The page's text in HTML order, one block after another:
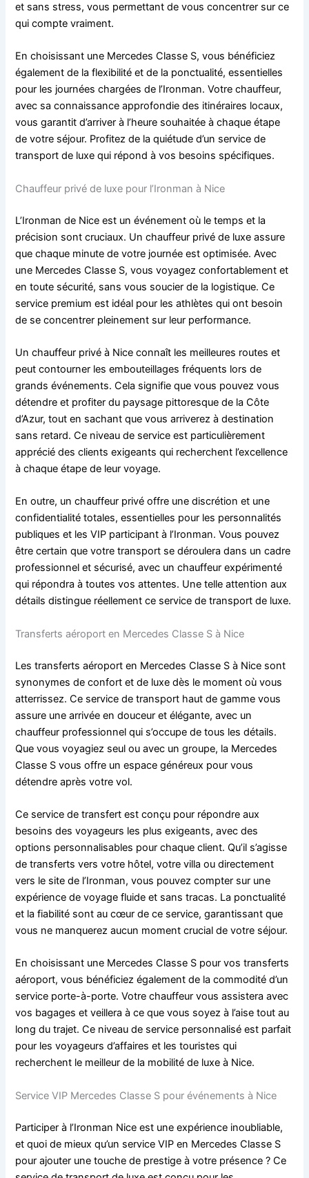
et sans stress, vous permettant de vous concentrer sur ce
qui compte vraiment.
En choisissant une Mercedes Classe S, vous bénéficiez
également de la flexibilité et de la ponctualité, essentielles
pour les journées chargées de l’Ironman. Votre chauffeur,
avec sa connaissance approfondie des itinéraires locaux,
vous garantit d’arriver à l’heure souhaitée à chaque étape
de votre séjour. Profitez de la quiétude d’un service de
transport de luxe qui répond à vos besoins spécifiques.
Chauffeur privé de luxe pour l’Ironman à Nice
L’Ironman de Nice est un événement où le temps et la
précision sont cruciaux. Un chauffeur privé de luxe assure
que chaque minute de votre journée est optimisée. Avec
une Mercedes Classe S, vous voyagez confortablement et
en toute sécurité, sans vous soucier de la logistique. Ce
service premium est idéal pour les athlètes qui ont besoin
de se concentrer pleinement sur leur performance.
Un chauffeur privé à Nice connaît les meilleures routes et
peut contourner les embouteillages fréquents lors de
grands événements. Cela signifie que vous pouvez vous
détendre et profiter du paysage pittoresque de la Côte
d’Azur, tout en sachant que vous arriverez à destination
sans retard. Ce niveau de service est particulièrement
apprécié des clients exigeants qui recherchent l’excellence
à chaque étape de leur voyage.
En outre, un chauffeur privé offre une discrétion et une
confidentialité totales, essentielles pour les personnalités
publiques et les VIP participant à l’Ironman. Vous pouvez
être certain que votre transport se déroulera dans un cadre
professionnel et sécurisé, avec un chauffeur expérimenté
qui répondra à toutes vos attentes. Une telle attention aux
détails distingue réellement ce service de transport de luxe.
Transferts aéroport en Mercedes Classe S à Nice
Les transferts aéroport en Mercedes Classe S à Nice sont
synonymes de confort et de luxe dès le moment où vous
atterrissez. Ce service de transport haut de gamme vous
assure une arrivée en douceur et élégante, avec un
chauffeur professionnel qui s’occupe de tous les détails.
Que vous voyagiez seul ou avec un groupe, la Mercedes
Classe S vous offre un espace généreux pour vous
détendre après votre vol.
Ce service de transfert est conçu pour répondre aux
besoins des voyageurs les plus exigeants, avec des
options personnalisables pour chaque client. Qu’il s’agisse
de transferts vers votre hôtel, votre villa ou directement
vers le site de l’Ironman, vous pouvez compter sur une
expérience de voyage fluide et sans tracas. La ponctualité
et la fiabilité sont au cœur de ce service, garantissant que
vous ne manquerez aucun moment crucial de votre séjour.
En choisissant une Mercedes Classe S pour vos transferts
aéroport, vous bénéficiez également de la commodité d’un
service porte-à-porte. Votre chauffeur vous assistera avec
vos bagages et veillera à ce que vous soyez à l’aise tout au
long du trajet. Ce niveau de service personnalisé est parfait
pour les voyageurs d’affaires et les touristes qui
recherchent le meilleur de la mobilité de luxe à Nice.
Service VIP Mercedes Classe S pour événements à Nice
Participer à l’Ironman Nice est une expérience inoubliable,
et quoi de mieux qu’un service VIP en Mercedes Classe S
pour ajouter une touche de prestige à votre présence ? Ce